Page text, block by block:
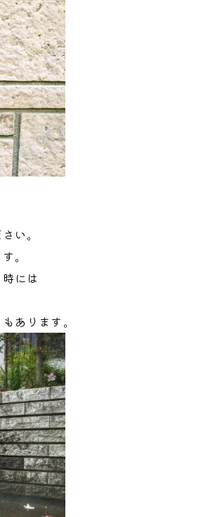
い。
。
には
あります。